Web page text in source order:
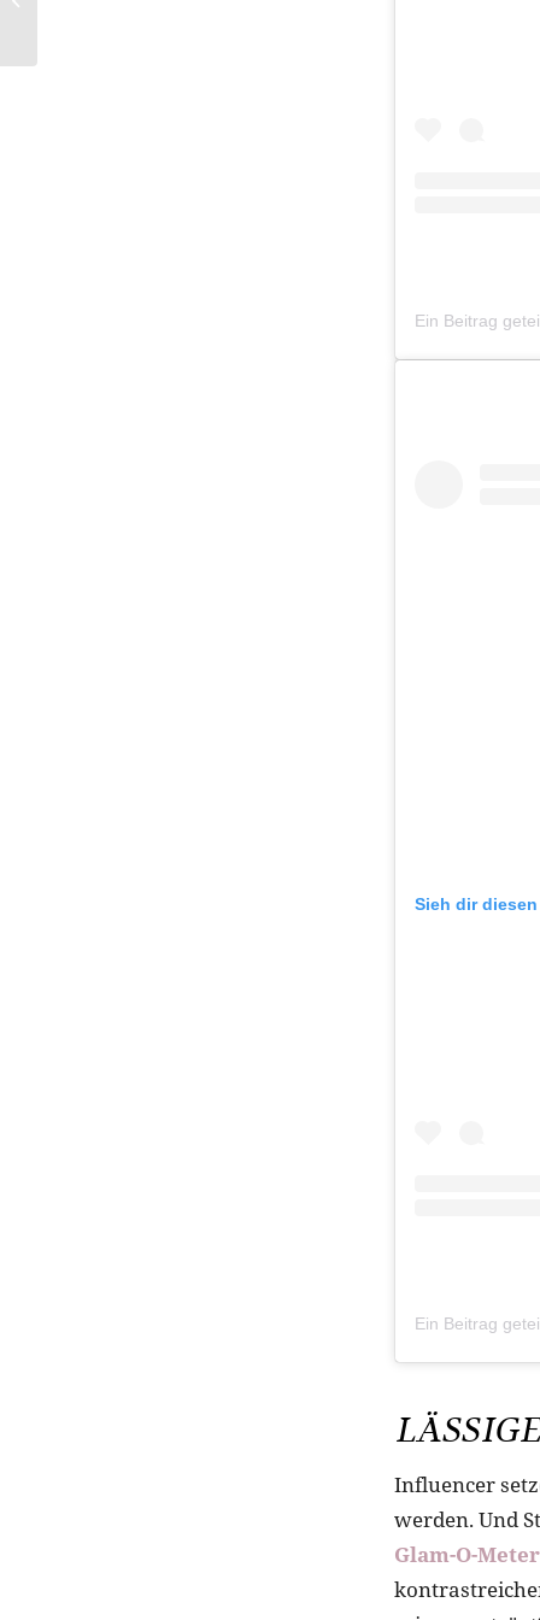
Ein Beitrag
Sieh dir
Ein Beitrag
Influencer
werden. Und
Glam-O-Meter